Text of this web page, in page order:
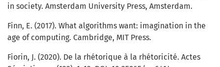
in society. Amsterdam University Press, Amsterdam.
Finn, E. (2017). What algorithms want: imagination in the
age of computing. Cambridge, MIT Press.
Fiorin, J. (2020). De la rhétorique à la rhétoricité. Actes